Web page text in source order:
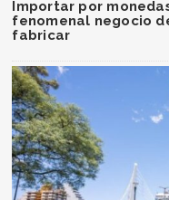
Importar por
fenomenal negocio
fabricar